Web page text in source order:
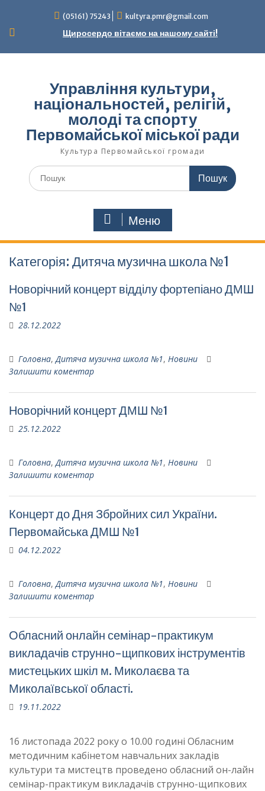
вмісту
(05161) 75243 kultyra.pmr@gmail.com
Щиросердо вітаємо на нашому сайті!
Управління культури,
національностей, релігій,
молоді та спорту
Первомайської міської ради
Культура Первомайcької громади
Шукати:
Меню
Категорія: Дитяча музична школа №1
Новорічний концерт відділу фортепіано ДМШ
№1
28.12.2022
Головна,Дитяча музична школа №1, Новини
Залишити коментар
Новорічний концерт ДМШ №1
25.12.2022
Головна,Дитяча музична школа №1, Новини
Залишити коментар
Концерт до Дня Збройних сил України.
Первомайська ДМШ №1
04.12.2022
Головна,Дитяча музична школа №1, Новини
Залишити коментар
Обласний онлайн семінар-практикум
викладачів струнно-щипкових інструментів
мистецьких шкіл м. Миколаєва та
Миколаївської області.
19.11.2022
16 листопада 2022 року о 10.00 годині Обласним
методичним кабінетом навчальних закладів
культури та мистецтв проведено обласний он-лайн
семінар-практикум викладачів струнно-щипкових